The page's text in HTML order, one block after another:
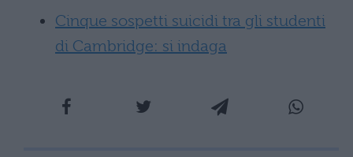
Cinque sospetti suicidi tra gli studenti
di Cambridge: si indaga